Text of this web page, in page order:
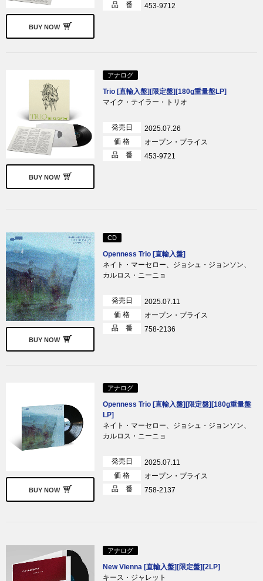
BUY NOW
品 番
453-9712
BUY NOW
アナログ
Trio [直輸入盤][限定盤][180g重量盤LP]
マイク・テイラー・トリオ
発売日
2025.07.26
価 格
オープン・プライス
品 番
453-9721
BUY NOW
CD
Openness Trio [直輸入盤]
ネイト・マーセロー、ジョシュ・ジョンソン、
カルロス・ニーニョ
発売日
2025.07.11
価 格
オープン・プライス
品 番
758-2136
BUY NOW
アナログ
Openness Trio [直輸入盤][限定盤][180g重量盤
LP]
ネイト・マーセロー、ジョシュ・ジョンソン、
カルロス・ニーニョ
発売日
2025.07.11
価 格
オープン・プライス
品 番
758-2137
アナログ
New Vienna [直輸入盤][限定盤][2LP]
キース・ジャレット